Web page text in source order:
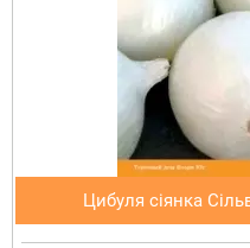
Цибуля сіянка